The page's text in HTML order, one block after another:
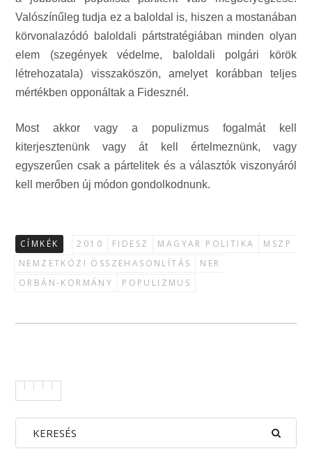
Valószínűleg tudja ez a baloldal is, hiszen a mostanában
körvonalazódó baloldali pártstratégiában minden olyan
elem (szegények védelme, baloldali polgári körök
létrehozatala) visszaköszön, amelyet korábban teljes
mértékben opponáltak a Fidesznél.
Most akkor vagy a populizmus fogalmát kell
kiterjesztenünk vagy át kell értelmeznünk, vagy
egyszerűen csak a pártelitek és a választók viszonyáról
kell merőben új módon gondolkodnunk.
CÍMKÉK 2010 FIDESZ MAGYAR POLITIKA
MSZP
NEMZETKÖZI ÖSSZEHASONLÍTÁS
NER
ORBÁN-KORMÁNY
POPULIZMUS